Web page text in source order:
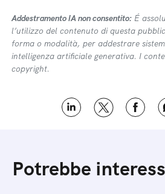
Addestramento IA non consentito: É
l’utilizzo del contenuto di questa
forma o modalità, per addestrare
intelligenza artificiale generativa. I
copyright.
Potrebbe